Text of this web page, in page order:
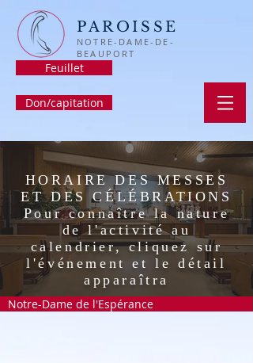
PAROISSE
NOTRE-DAME-DE-
BEAUPORT
Feuillet
Don/capitation
HORAIRE DES MESSES
ET DES CÉLÉBRATIONS
Pour connaître la nature
de l'activité au
calendrier, cliquez sur
l'événement et le détail
apparaîtra
Notre-Dame de l'Espérance